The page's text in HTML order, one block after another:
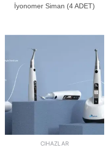
İyonomer Siman (4 ADET)
CIHAZLAR